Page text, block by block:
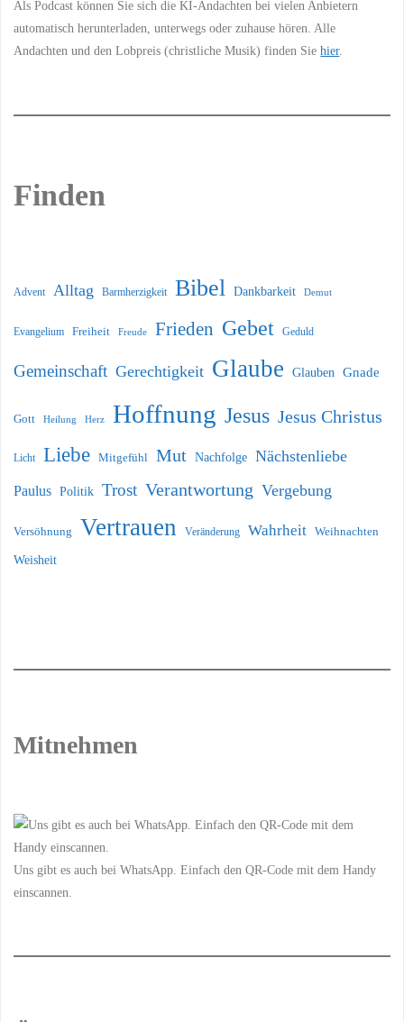
Als Podcast können Sie sich die KI-Andachten bei vielen Anbietern
automatisch herunterladen, unterwegs oder zuhause hören. Alle
Andachten und den Lobpreis (christliche Musik) finden Siehier.
Finden
Advent Alltag Barmherzigkeit Bibel Dankbarkeit Demut
Evangelium Freiheit Freude Frieden Gebet Geduld
Gemeinschaft Gerechtigkeit Glaube Glauben Gnade
Gott Heilung Herz Hoffnung Jesus Jesus Christus
Licht Liebe Mitgefühl Mut Nachfolge Nächstenliebe
Paulus Politik Trost Verantwortung Vergebung
Versöhnung Vertrauen Veränderung Wahrheit Weihnachten
Weisheit
Mitnehmen
Uns gibt es auch bei WhatsApp. Einfach den QR-Code mit dem Handy
einscannen.